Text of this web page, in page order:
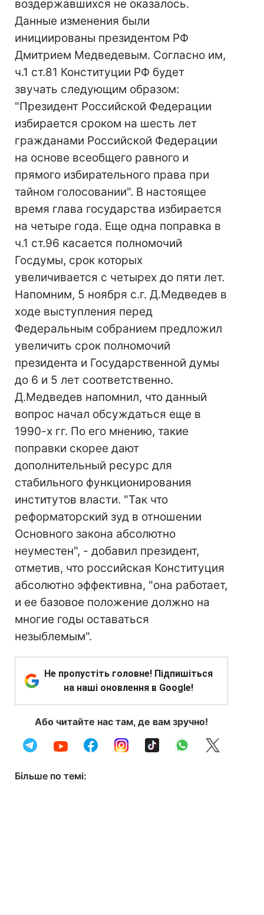
воздержавшихся не оказалось.
Данные изменения были
инициированы президентом РФ
Дмитрием Медведевым. Согласно им,
ч.1 ст.81 Конституции РФ будет
звучать следующим образом:
"Президент Российской Федерации
избирается сроком на шесть лет
гражданами Российской Федерации
на основе всеобщего равного и
прямого избирательного права при
тайном голосовании". В настоящее
время глава государства избирается
на четыре года. Еще одна поправка в
ч.1 ст.96 касается полномочий
Госдумы, срок которых
увеличивается с четырех до пяти лет.
Напомним, 5 ноября с.г. Д.Медведев в
ходе выступления перед
Федеральным собранием предложил
увеличить срок полномочий
президента и Государственной думы
до 6 и 5 лет соответственно.
Д.Медведев напомнил, что данный
вопрос начал обсуждаться еще в
1990-х гг. По его мнению, такие
поправки скорее дают
дополнительный ресурс для
стабильного функционирования
институтов власти. "Так что
реформаторский зуд в отношении
Основного закона абсолютно
неуместен", - добавил президент,
отметив, что российская Конституция
абсолютно эффективна, "она работает,
и ее базовое положение должно на
многие годы оставаться
незыблемым".
Не пропустіть головне! Підпишіться
на наші оновлення в Google!
Або читайте нас там, де вам зручно!
Більше по темі: